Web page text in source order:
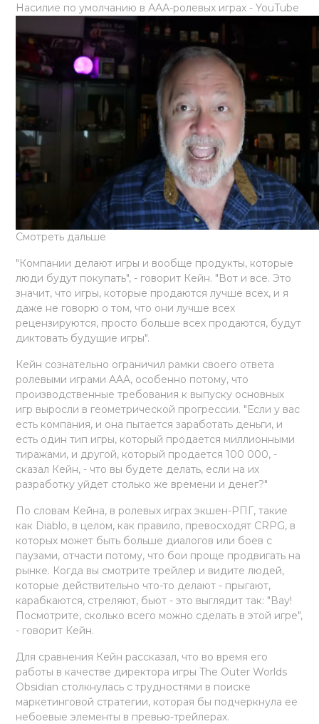
Насилие по умолчанию в ААА-ролевых играх - YouTube
Смотреть дальше
"Компании делают игры и вообще продукты, которые
люди будут покупать", - говорит Кейн. "Вот и все. Это
значит, что игры, которые продаются лучше всех, и я
даже не говорю о том, что они лучше всех
рецензируются, просто больше всех продаются, будут
диктовать будущие игры".
Кейн сознательно ограничил рамки своего ответа
ролевыми играми AAA, особенно потому, что
производственные требования к выпуску основных
игр выросли в геометрической прогрессии. "Если у вас
есть компания, и она пытается заработать деньги, и
есть один тип игры, который продается миллионными
тиражами, и другой, который продается 100 000, -
сказал Кейн, - что вы будете делать, если на их
разработку уйдет столько же времени и денег?"
По словам Кейна, в ролевых играх экшен-РПГ, такие
как Diablo, в целом, как правило, превосходят CRPG, в
которых может быть больше диалогов или боев с
паузами, отчасти потому, что бои проще продвигать на
рынке. Когда вы смотрите трейлер и видите людей,
которые действительно что-то делают - прыгают,
карабкаются, стреляют, бьют - это выглядит так: "Вау!
Посмотрите, сколько всего можно сделать в этой игре",
- говорит Кейн.
Для сравнения Кейн рассказал, что во время его
работы в качестве директора игры The Outer Worlds
Obsidian столкнулась с трудностями в поиске
маркетинговой стратегии, которая бы подчеркнула ее
небоевые элементы в превью-трейлерах.